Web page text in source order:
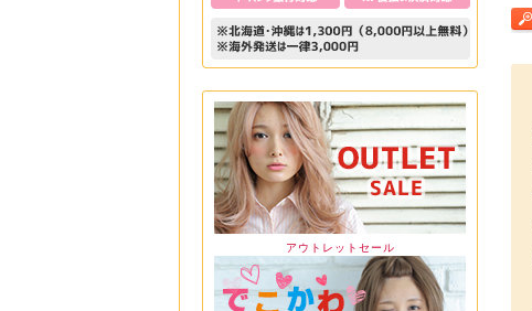
アウトレットセール